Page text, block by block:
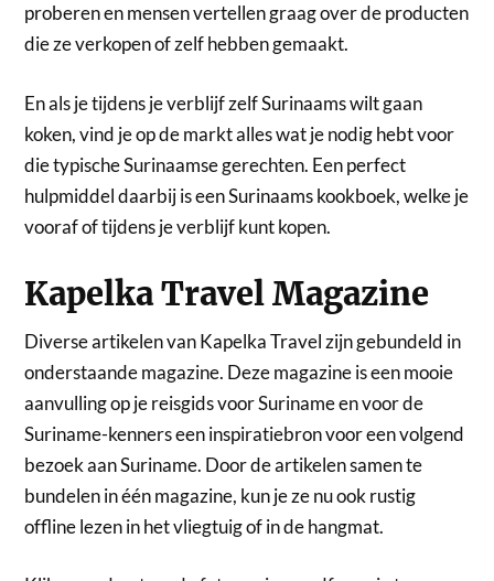
proberen en mensen vertellen graag over de producten
die ze verkopen of zelf hebben gemaakt.
En als je tijdens je verblijf zelf Surinaams wilt gaan
koken, vind je op de markt alles wat je nodig hebt voor
die typische Surinaamse gerechten. Een perfect
hulpmiddel daarbij is een Surinaams kookboek, welke je
vooraf of tijdens je verblijf kunt kopen.
Kapelka Travel Magazine
Diverse artikelen van Kapelka Travel zijn gebundeld in
onderstaande magazine. Deze magazine is een mooie
aanvulling op je reisgids voor Suriname en voor de
Suriname-kenners een inspiratiebron voor een volgend
bezoek aan Suriname. Door de artikelen samen te
bundelen in één magazine, kun je ze nu ook rustig
offline lezen in het vliegtuig of in de hangmat.